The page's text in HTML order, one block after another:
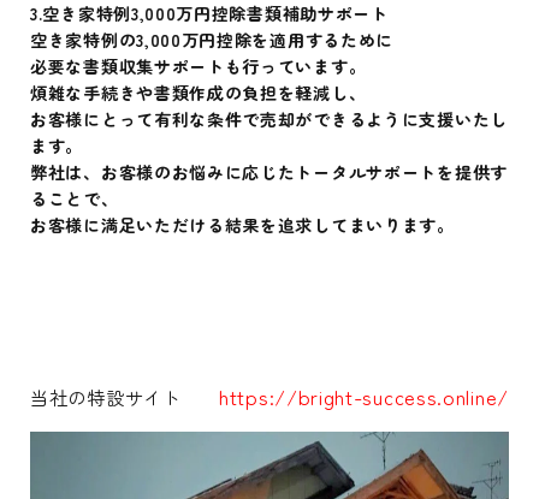
3.空き家特例3,000万円控除書類補助サポート
空き家特例の3,000万円控除を適用するために
必要な書類収集サポートも行っています。
煩雑な手続きや書類作成の負担を軽減し、
お客様にとって有利な条件で売却ができるように支援いたし
ます。
弊社は、お客様のお悩みに応じたトータルサポートを提供す
ることで、
お客様に満足いただける結果を追求してまいります。
当社の特設サイト https://bright-success.online/